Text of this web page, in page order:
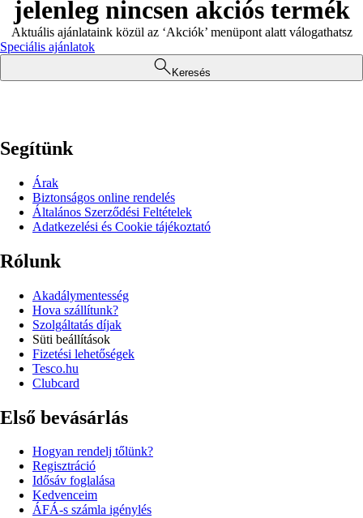
jelenleg nincsen akciós termék
Aktuális ajánlataink közül az ‘Akciók’ menüpont alatt válogathatsz
Speciális ajánlatok
Keresés
Segítünk
Árak
Biztonságos online rendelés
Általános Szerződési Feltételek
Adatkezelési és Cookie tájékoztató
Rólunk
Akadálymentesség
Hova szállítunk?
Szolgáltatás díjak
Süti beállítások
Fizetési lehetőségek
Tesco.hu
Clubcard
Első bevásárlás
Hogyan rendelj tőlünk?
Regisztráció
Idősáv foglalása
Kedvenceim
ÁFÁ-s számla igénylés